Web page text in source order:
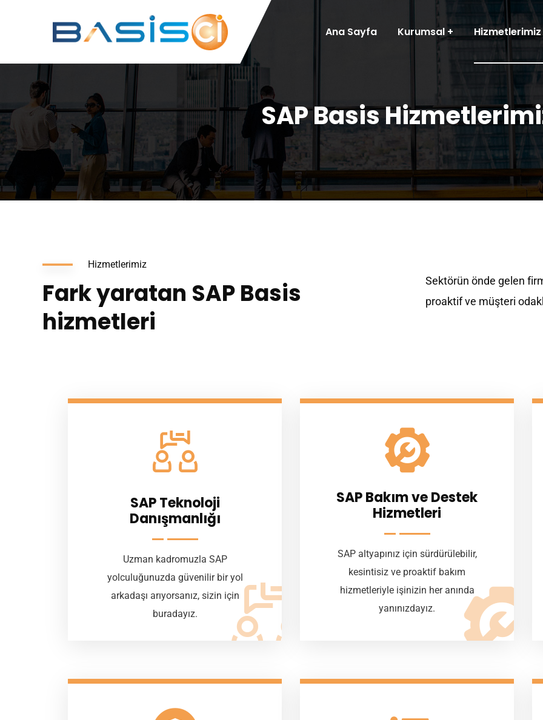
Ana Sayfa Kurumsal Hizmetlerimiz
SAP Basis
Hizmetlerimiz
Fark yaratan SAP Basis
hizmetleri
Sektörün önde gelen
proaktif ve müşteri
SAP Teknoloji
Danışmanlığı
Uzman kadromuzla SAP
yolculuğunuzda güvenilir bir yol
arkadaşı arıyorsanız, sizin için
buradayız.
SAP Bakım ve Destek
Hizmetleri
SAP altyapınız için sürdürülebilir,
kesintisiz ve proaktif bakım
hizmetleriyle işinizin her anında
yanınızdayız.